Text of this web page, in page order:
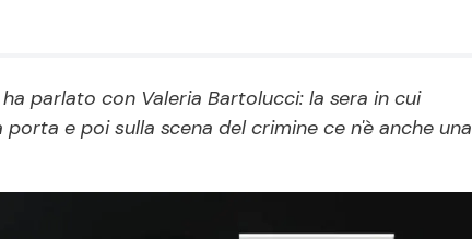
Ricette Facili e Veloci
Ricette Feste
parlato con Valeria Bartolucci: la sera in cui
e poi sulla scena del crimine ce n'è anche una